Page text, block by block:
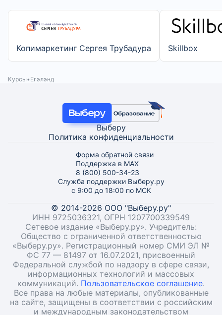
Копимаркетинг Сергея Трубадура Skillbox
Курсы Егэлэнд
Выберу
Политика конфиденциальности
Форма обратной связи
Поддержка в MAX
8 (800) 500-34-23
Служба поддержки Выберу.ру
с 9:00 до 18:00 по МСК
© 2014-2026 ООО "Выберу.ру"
ИНН 9725036321, ОГРН 1207700339549
Сетевое издание «Выберу.ру». Учредитель:
Общество с ограниченной ответственностью
«Выберу.ру». Регистрационный номер СМИ ЭЛ №
ФС 77 — 81497 от 16.07.2021, присвоенный
Федеральной службой по надзору в сфере связи,
информационных технологий и массовых
коммуникаций. Пользовательское соглашение.
Все права на любые материалы, опубликованные
на сайте, защищены в соответствии с российским
и международным законодательством